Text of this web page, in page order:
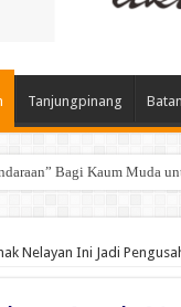
Tanjungpinang
Selamat kepada 12
Nelayan Ini Jadi